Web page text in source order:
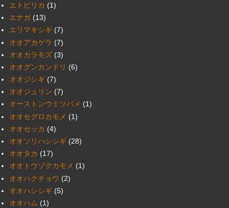
エトピリカ (1)
エナガ (13)
エリマキシギ (7)
オオアカゲラ (7)
オオカラモズ (3)
オオグンカンドリ (6)
オオジシギ (7)
オオジュリン (7)
オーストンウミツバメ (1)
オオセグロカモメ (1)
オオセッカ (4)
オオソリハシシギ (28)
オオタカ (17)
オオトウゾクカモメ (1)
オオハクチョウ (2)
オオハシシギ (5)
オオハム (1)